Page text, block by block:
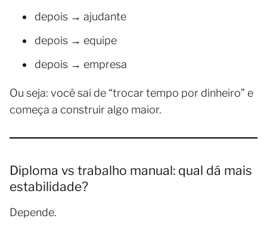
depois → ajudante
depois → equipe
depois → empresa
Ou seja: você sai de “trocar tempo por dinheiro” e
começa a construir algo maior.
Diploma vs trabalho manual: qual dá mais
estabilidade?
Depende.